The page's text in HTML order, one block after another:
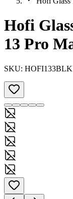
Hofi
13 Pro
SKU: HOFI133BLK